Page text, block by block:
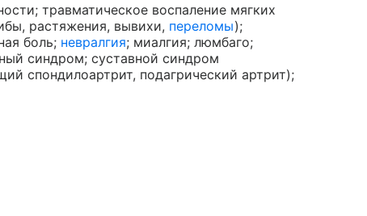
травматическое воспаление мягких
растяжения, вывихи, переломы);
боль; невралгия; миалгия; люмбаго;
синдром; суставной синдром
спондилоартрит, подагрический артрит);